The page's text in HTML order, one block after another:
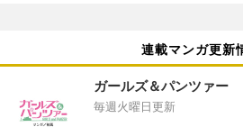
連載マンガ更新
ガールズ＆パンツァー
毎週火曜日更新